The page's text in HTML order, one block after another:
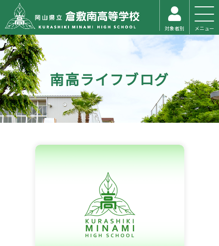
対象者別 メニュー
南高ライフブログ